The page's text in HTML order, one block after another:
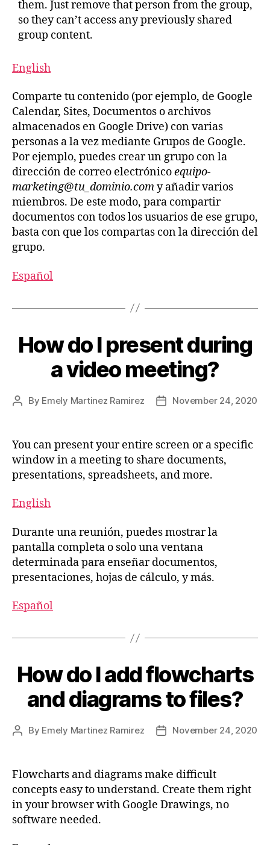
them. Just remove that person from the group,
so they can’t access any previously shared
group content.
English
Comparte tu contenido (por ejemplo, de Google
Calendar, Sites, Documentos o archivos
almacenados en Google Drive) con varias
personas a la vez mediante Grupos de Google.
Por ejemplo, puedes crear un grupo con la
dirección de correo electrónicoequipo-
marketing@tu_dominio.comy añadir varios
miembros. De este modo, para compartir
documentos con todos los usuarios de ese grupo,
basta con que los compartas con la dirección del
grupo.
Español
How do I present during
a video meeting?
By Emely Martinez Ramirez November 24, 2020
You can present your entire screen or a specific
window in a meeting to share documents,
presentations, spreadsheets, and more.
English
Durante una reunión, puedes mostrar la
pantalla completa o solo una ventana
determinada para enseñar documentos,
presentaciones, hojas de cálculo, y más.
Español
How do I add flowcharts
and diagrams to files?
By Emely Martinez Ramirez November 24, 2020
Flowcharts and diagrams make difficult
concepts easy to understand. Create them right
in your browser with Google Drawings, no
software needed.